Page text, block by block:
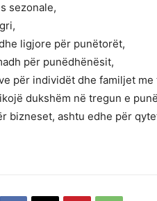
sezonale,
ligjore për punëtorët,
për punëdhënësit,
për individët dhe familjet me
dukshëm në tregun e
bizneset, ashtu edhe për